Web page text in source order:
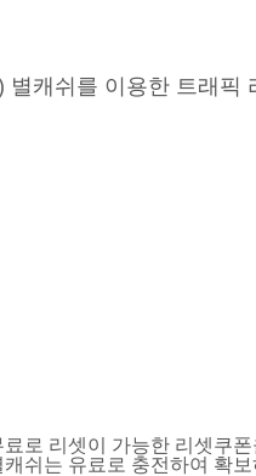
별캐쉬를 이용한 트래픽
료로 리셋이 가능한 리셋쿠
캐쉬는 유료로 충전하여 확